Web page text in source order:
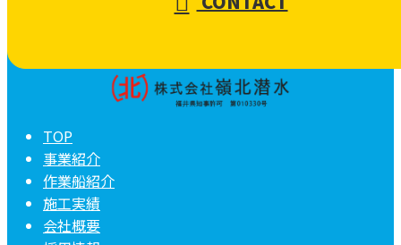
TOP
事業紹介
作業船紹介
施工実績
会社概要